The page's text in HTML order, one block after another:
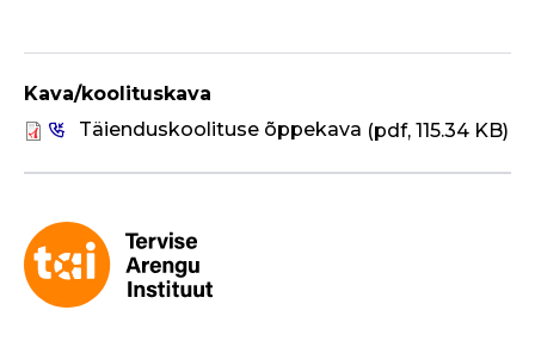
Kava/koolituskava
Täienduskoolituse õppekava (pdf, 115.34 KB)